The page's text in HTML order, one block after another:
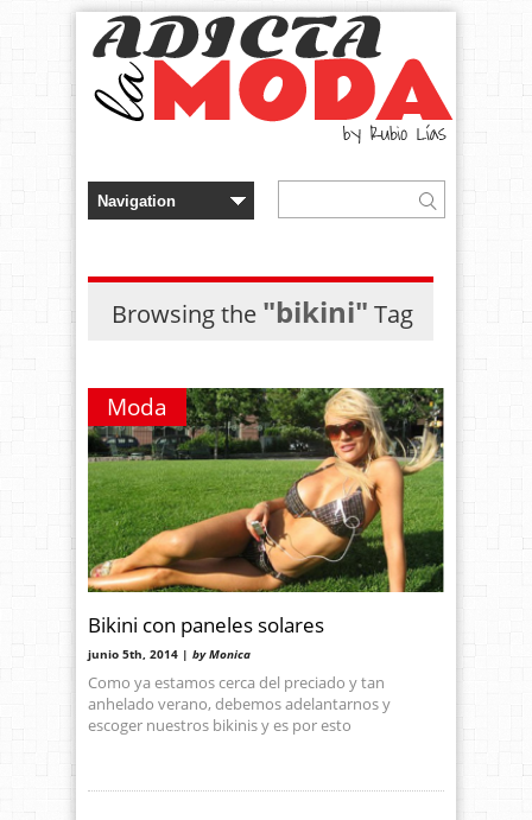
Browsing the "bikini" Tag
Moda
Bikini con paneles solares
junio 5th, 2014 | by Monica
Como ya estamos cerca del preciado y tan
anhelado verano, debemos adelantarnos y
escoger nuestros bikinis y es por esto